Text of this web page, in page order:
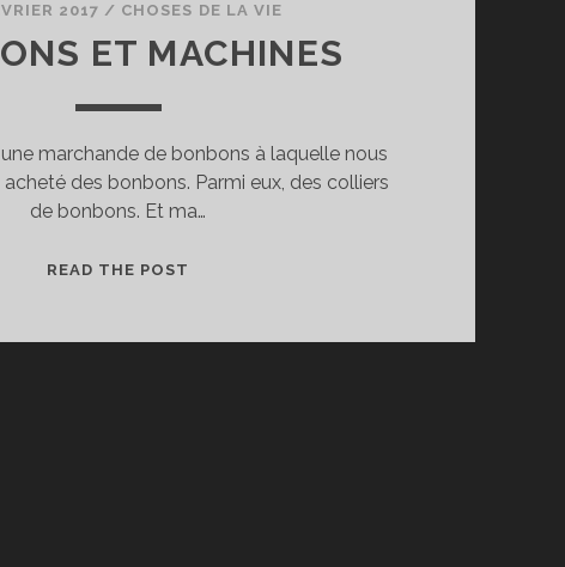
2017 / CHOSES DE LA VIE
ET MACHINES
une marchande de bonbons à laquelle nous
acheté des bonbons. Parmi eux, des colliers
de bonbons. Et ma…
READ THE POST